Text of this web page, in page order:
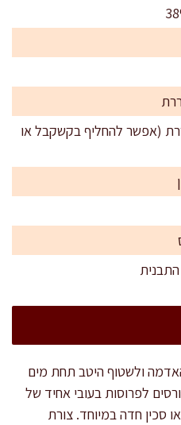
(אפשר להחליף בקשקבל או
ולשטוף היטב תחת מים
לפרוסות בעובי אחיד של
סכין חדה במיוחד. צורת